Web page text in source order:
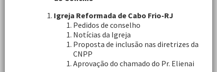
Igreja Reformada de Cabo Frio-RJ
Pedidos de conselho
Notícias da Igreja
Proposta de inclusão nas diretrizes da
CNPP
Aprovação do chamado do Pr. Elienai